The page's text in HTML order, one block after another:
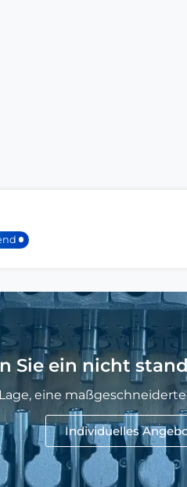
Sie ein nicht
eine
Individuelles